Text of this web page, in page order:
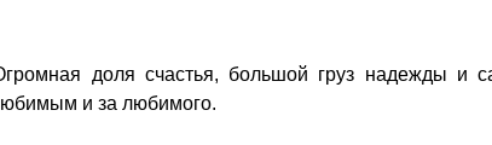
доля счастья, большой груз надежды и
и за любимого.